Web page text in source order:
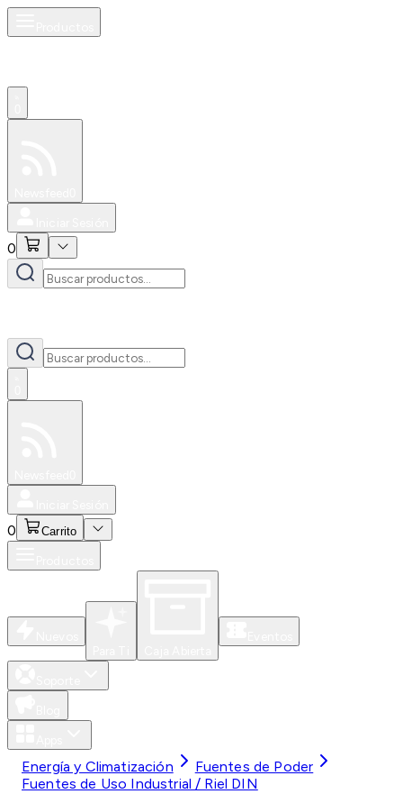
0
0 Carrito
Energía y Climatización
Fuentes de Poder
Fuentes de Uso Industrial / Riel DIN